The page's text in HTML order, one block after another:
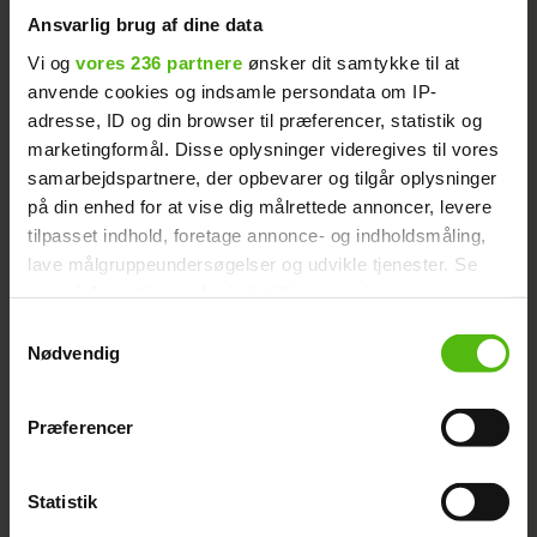
Ansvarlig brug af dine data
Vi og vores 236 partnere ønsker dit samtykke til at
anvende cookies og indsamle persondata om IP-
adresse, ID og din browser til præferencer, statistik og
marketingformål. Disse oplysninger videregives til vores
samarbejdspartnere, der opbevarer og tilgår oplysninger
på din enhed for at vise dig målrettede annoncer, levere
tilpasset indhold, foretage annonce- og indholdsmåling,
lave målgruppeundersøgelser og udvikle tjenester. Se
tilbage eller ændre indstillinger fra vores
"Cookiedeklaration", eller ved at trykke på "Privacy
Vi ønsker dit samtykke til at indsamle og bruge data for
Nødvendig
Præferencer
Statistik
Læs også:
WOW! STORT vægttab: Kan
du kende denne 'Hjem til gården'-
deltager?
Annonce
Da Trine var med i 'Paradise' sæson 14,
hele handlede om fest og farver, men i dag